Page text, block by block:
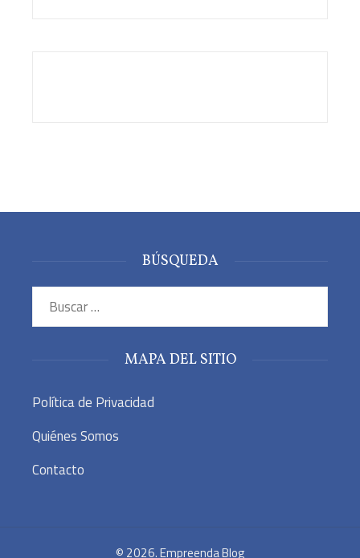
BÚSQUEDA
MAPA DEL SITIO
Política de Privacidad
Quiénes Somos
Contacto
© 2026. Empreenda Blog